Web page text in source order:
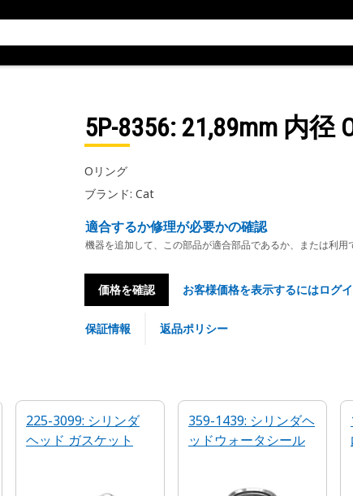
5P-8356: 21,89mm 内径
Oリング
ブランド: Cat
適合するか修理が必要かの確認
機器を追加して、この部品が適合部品であるか、または利
価格を確認 お客様価格を表示するにはログ
保証情報 返品ポリシー
225-3099: シリンダ
ヘッド ガスケット
359-1439: シリンダヘ
ッドウォータシール